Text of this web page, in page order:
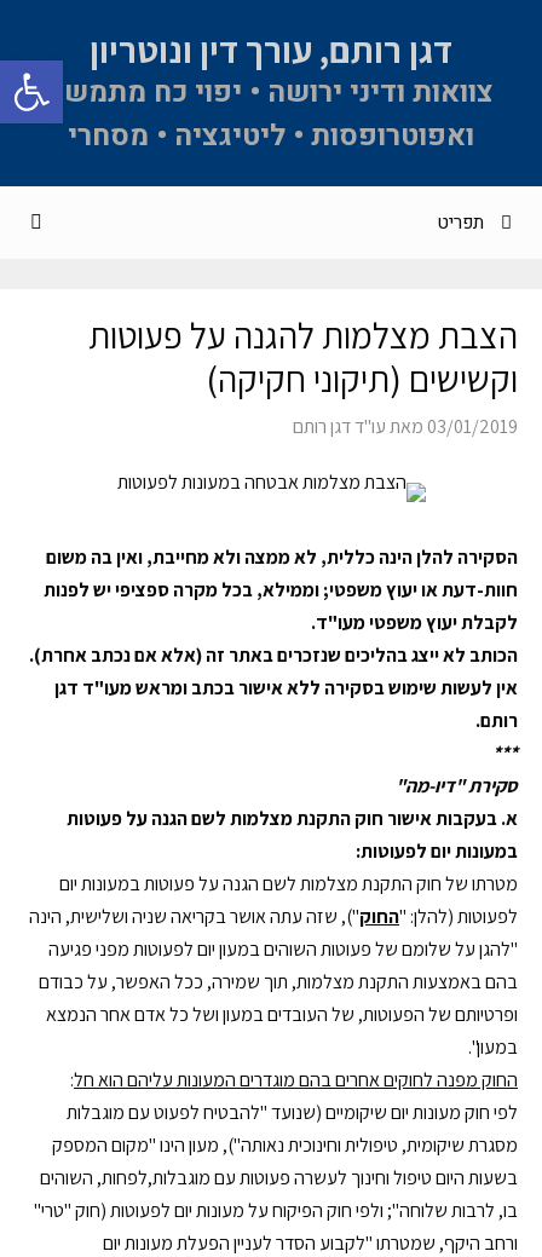
פתח דגן רותם, עורך דין ונוטריון
צוואות ודיני ירושה • יפוי כח מתמשך
ואפוטרופסות • ליטיגציה • מסחרי
תפריט
‏‏הצבת מצלמות להגנה על פעוטות
וקשישים (תיקוני חקיקה)
03/01/2019 מאתעו"ד דגן רותם
הסקירה להלן הינה כללית, לא ממצה ולא מחייבת, ואין בה משום
חוות-דעת או יעוץ משפטי; וממילא, בכל מקרה ספציפי יש לפנות
לקבלת יעוץ משפטי מעו"ד.
הכותב לא ייצג בהליכים שנזכרים באתר זה (אלא אם נכתב אחרת).
אין לעשות שימוש בסקירה ללא אישור בכתב ומראש מעו"ד דגן
רותם.
***
סקירת "דיו-מה"
א. בעקבות אישור חוק התקנת מצלמות לשם הגנה על פעוטות
במעונות יום לפעוטות:
מטרתו של חוק התקנת מצלמות לשם הגנה על פעוטות במעונות יום
לפעוטות (להלן: "החוק"), שזה עתה אושר בקריאה שניה ושלישית, הינה
"להגן על שלומם של פעוטות השוהים במעון יום לפעוטות מפני פגיעה
בהם באמצעות התקנת מצלמות, תוך שמירה, ככל האפשר, על כבודם
ופרטיותם של הפעוטות, של העובדים במעון ושל כל אדם אחר הנמצא
במעון".
החוק מפנה לחוקים אחרים בהם מוגדרים המעונות עליהם הוא חל:
לפי חוק מעונות יום שיקומיים (שנועד "להבטיח לפעוט עם מוגבלות
מסגרת שיקומית, טיפולית וחינוכית נאותה"), מעון הינו "מקום המספק
בשעות היום טיפול וחינוך לעשרה פעוטות עם מוגבלות,לפחות, השוהים
בו, לרבות שלוחה"; ולפי חוק הפיקוח על מעונות יום לפעוטות (חוק "טרי"
ורחב היקף, שמטרתו "לקבוע הסדר לעניין הפעלת מעונות יום